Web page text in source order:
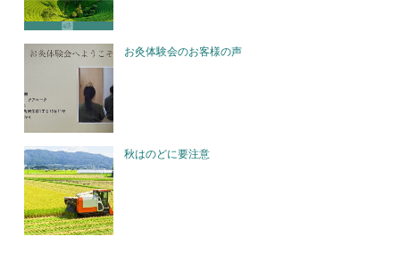
お灸体験会のお客様の声
秋はのどに要注意